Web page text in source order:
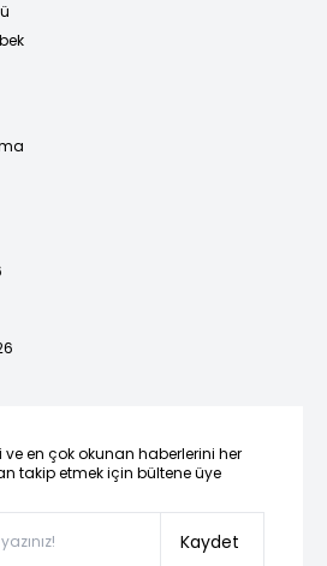
en çok okunan haberlerini her
takip etmek için bültene üye
Kaydet